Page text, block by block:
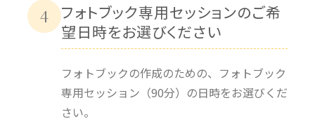
4
フォトブック専用セッションのご希
望日時をお選びください
フォトブックの作成のための、フォトブック
専用セッション（90分）の日時をお選びくだ
さい。